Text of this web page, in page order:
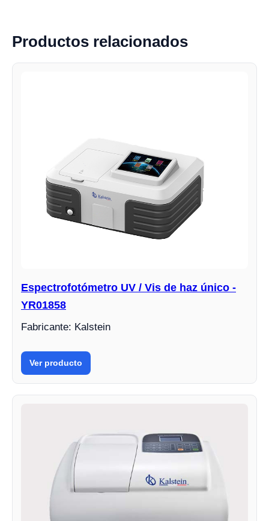
Productos relacionados
Espectrofotómetro UV / Vis de haz único -
YR01858
Fabricante: Kalstein
Ver producto